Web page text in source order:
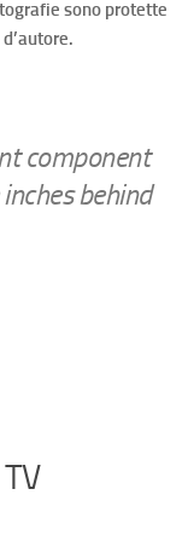
sono protette
component
behind